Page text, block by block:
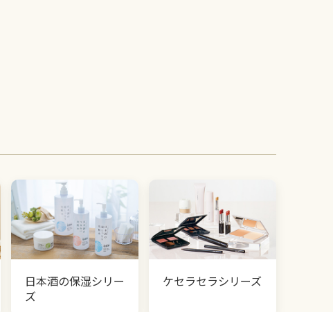
日本酒の保湿シリー
ズ
ケセラセラシリーズ